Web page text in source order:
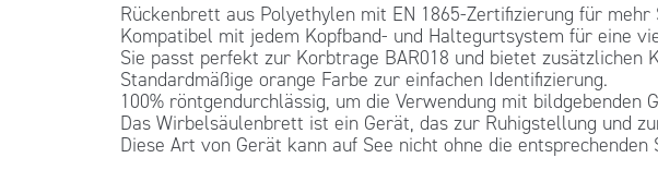
Rückenbrett aus Polyethylen mit EN 1865-Zertifizierung für mehr
Kompatibel mit jedem Kopfband- und Haltegurtsystem für eine
Sie passt perfekt zur Korbtrage BAR018 und bietet zusätzlichen
Standardmäßige orange Farbe zur einfachen Identifizierung.
100% röntgendurchlässig, um die Verwendung mit bildgebenden
Das Wirbelsäulenbrett ist ein Gerät, das zur Ruhigstellung und
Diese Art von Gerät kann auf See nicht ohne die